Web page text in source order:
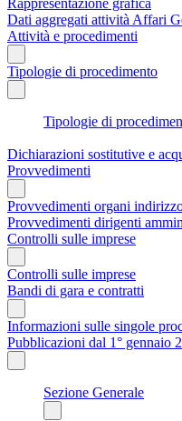
Dati aggregati attività Affari
Attività e procedimenti
Tipologie di procedimento
Tipologie di
Dichiarazioni sostitutive e
Provvedimenti
Provvedimenti organi
Provvedimenti dirigenti
Controlli sulle imprese
Controlli sulle imprese
Bandi di gara e contratti
Informazioni sulle singole
Pubblicazioni dal 1° gennaio
Sezione Generale